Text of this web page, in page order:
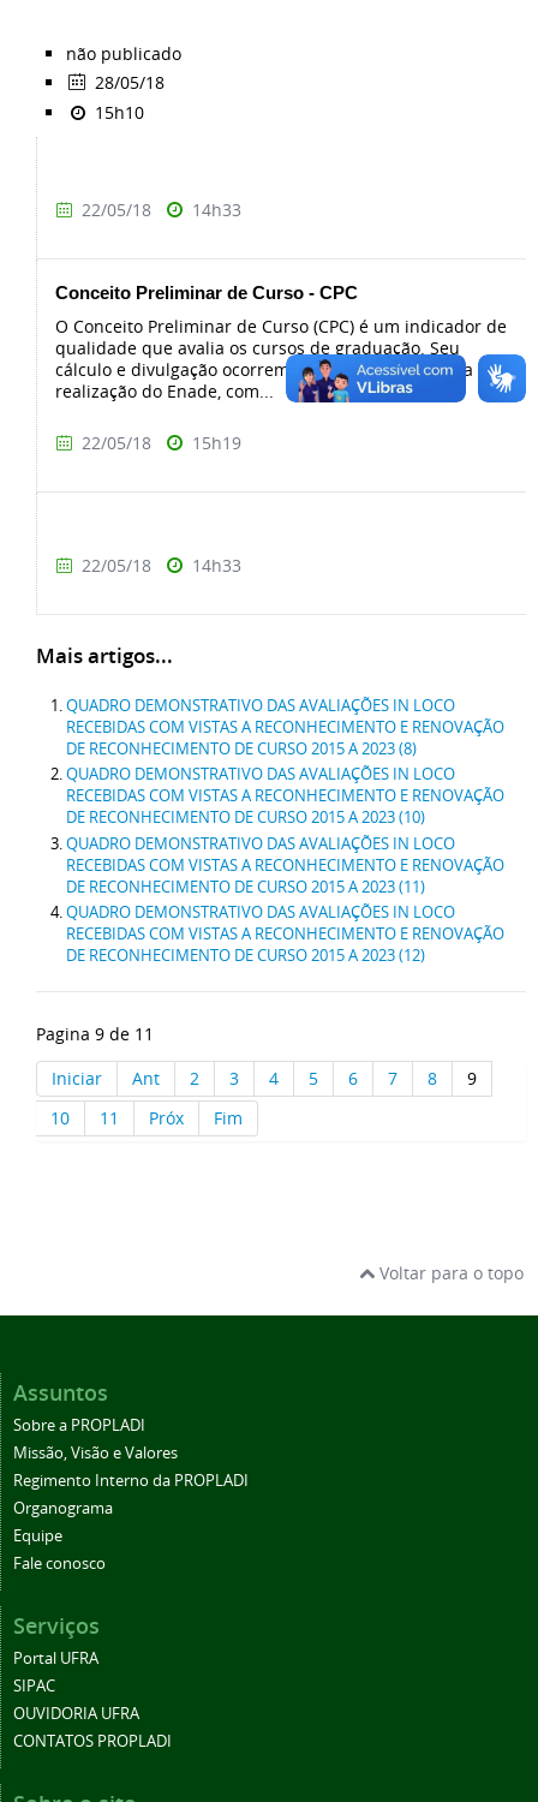
não publicado
28/05/18
15h10
22/05/18 14h33
Conceito Preliminar de Curso - CPC
O Conceito Preliminar de Curso (CPC) é um indicador de
qualidade que avalia os cursos de graduação. Seu
cálculo e divulgação ocorrem no ano seguinte ao da
realização do Enade, com...
22/05/18 15h19
22/05/18 14h33
Mais artigos...
QUADRO DEMONSTRATIVO DAS AVALIAÇÕES IN LOCO
RECEBIDAS COM VISTAS A RECONHECIMENTO E RENOVAÇÃO
DE RECONHECIMENTO DE CURSO 2015 A 2023 (8)
QUADRO DEMONSTRATIVO DAS AVALIAÇÕES IN LOCO
RECEBIDAS COM VISTAS A RECONHECIMENTO E RENOVAÇÃO
DE RECONHECIMENTO DE CURSO 2015 A 2023 (10)
QUADRO DEMONSTRATIVO DAS AVALIAÇÕES IN LOCO
RECEBIDAS COM VISTAS A RECONHECIMENTO E RENOVAÇÃO
DE RECONHECIMENTO DE CURSO 2015 A 2023 (11)
QUADRO DEMONSTRATIVO DAS AVALIAÇÕES IN LOCO
RECEBIDAS COM VISTAS A RECONHECIMENTO E RENOVAÇÃO
DE RECONHECIMENTO DE CURSO 2015 A 2023 (12)
Pagina 9 de 11
Iniciar
Ant 2 3 4 5 6 7 8
9
10
11 Próx Fim
Voltar para o topo
Assuntos
Sobre a PROPLADI
Missão, Visão e Valores
Regimento Interno da PROPLADI
Organograma
Equipe
Fale conosco
Serviços
Portal UFRA
SIPAC
OUVIDORIA UFRA
CONTATOS PROPLADI